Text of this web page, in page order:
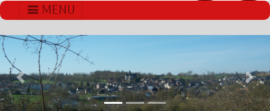
MENU
Previous Next